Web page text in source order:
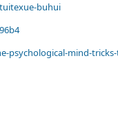
buhui
psychological-mind-